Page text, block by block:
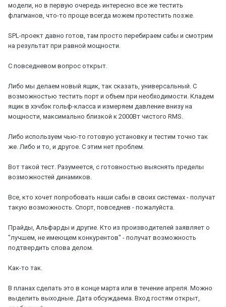
модели, но в первую очередь интересно все же тестить
флагманов, что-то проще всегда можем протестить позже.
SPL-проект давно готов, там просто перебираем сабы и смотрим
на результат при равной мощности.
С повседневом вопрос открыт.
Либо мы делаем новый ящик, так сказать, универсальный. С
возможностью тестить порт и объем при необходимости. Кладем
ящик в хэчбэк гольф-класса и измеряем давление внизу на
мощности, максимально близкой к 2000Вт чистого RMS.
Либо используем чью-то готовую установку и тестим точно так
же. Либо и то, и другое. С этим нет проблем.
Вот такой тест. Разумеется, с готовностью выяснять пределы
возможностей динамиков.
Все, кто хочет попробовать наши сабы в своих системах - получат
такую возможность. Спорт, повседнев - пожалуйста.
Прайды, Альфарды и другие. Кто из производителей заявляет о
"лучшем, не имеющем конкурентов" - получат возможность
подтвердить слова делом.
Как-то так.
В планах сделать это в конце марта или в течение апреля. Можно
выделить выходные. Дата обсуждаема. Вход гостям открыт,